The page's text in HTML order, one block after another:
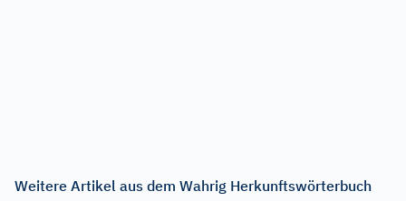
Weitere Artikel aus dem Wahrig Herkunftswörterbuch